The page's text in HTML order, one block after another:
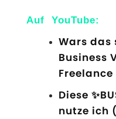
Auf YouTube:
Wars das
Business
Diese
nutze ich